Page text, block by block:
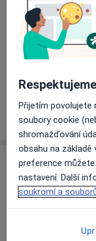
Co mám v
Způsoby platby
Detaily
Názory
Přijetím povolujete
soubory cookie
shromažďování
obsahu na základě
preference
nastavení. Další
soukromí a